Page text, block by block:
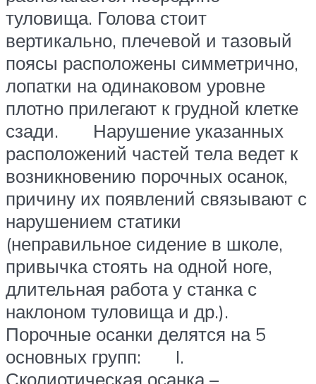
туловища. Голова стоит
вертикально, плечевой и тазовый
поясы расположены симметрично,
лопатки на одинаковом уровне
плотно прилегают к грудной клетке
сзади. Нарушение указанных
расположений частей тела ведет к
возникновению порочных осанок,
причину их появлений связывают с
нарушением статики
(неправильное сидение в школе,
привычка стоять на одной ноге,
длительная работа у станка с
наклоном туловища и др.).
Порочные осанки делятся на 5
основных групп: I.
Сколиотическая осанка –